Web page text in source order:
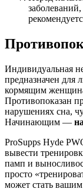
Индивидуальная
предназначен для
кормящим
Противопоказан
нарушениях сна,
Начинающим —
ProSupps Hyde
вывести
памп и
просто
может стать